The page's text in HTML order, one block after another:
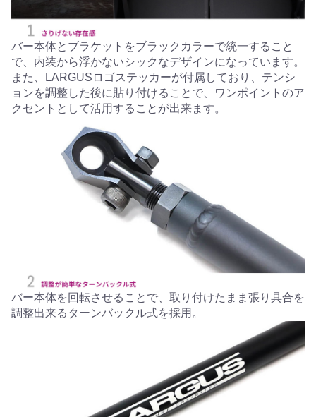
バー本体とブラケットをブラックカラーで統一すること
で、内装から浮かないシックなデザインになっています。
また、LARGUSロゴステッカーが付属しており、テンシ
ョンを調整した後に貼り付けることで、ワンポイントのア
クセントとして活用することが出来ます。
バー本体を回転させることで、取り付けたまま張り具合を
調整出来るターンバックル式を採用。